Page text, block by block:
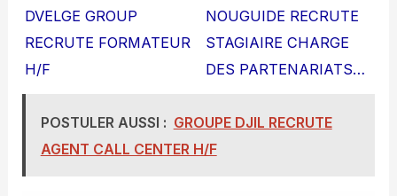
DVELGE GROUP
RECRUTE FORMATEUR
H/F
NOUGUIDE RECRUTE
STAGIAIRE CHARGE
DES PARTENARIATS…
POSTULER AUSSI : GROUPE DJIL RECRUTE
AGENT CALL CENTER H/F